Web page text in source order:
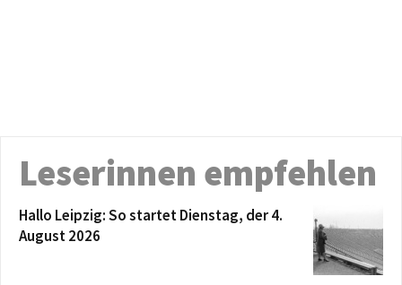
Leserinnen empfehlen
Hallo Leipzig: So startet Dienstag, der 4.
August 2026